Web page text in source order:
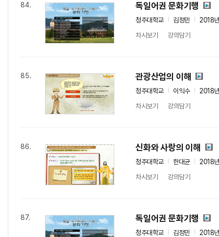
84. 독일어권 문화기행
청주대학교 김정민
2018
차시보기
강의담기
85. 관광산업의 이해
청주대학교 이익수
2018
차시보기
강의담기
86. 신화와 사랑의 이해
청주대학교 한대균
2018
차시보기
강의담기
87. 독일어권 문화기행
청주대학교 김정민
2018